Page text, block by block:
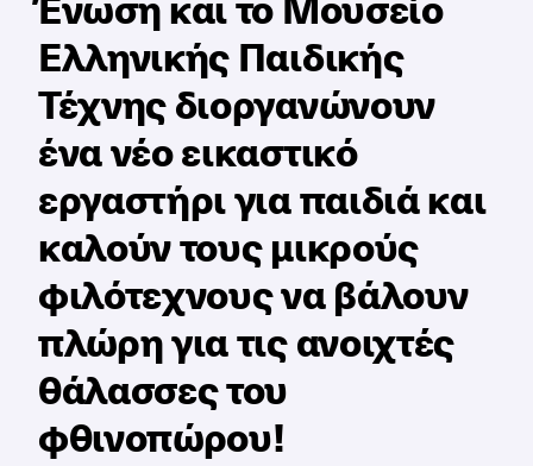
Ελληνικής Παιδικής
Τέχνης διοργανώνουν
ένα νέο εικαστικό
εργαστήρι για παιδιά και
καλούν τους μικρούς
φιλότεχνους να βάλουν
πλώρη για τις ανοιχτές
θάλασσες του
φθινοπώρου!